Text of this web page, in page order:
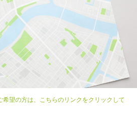
望の方は、こちらのリンクをクリックして